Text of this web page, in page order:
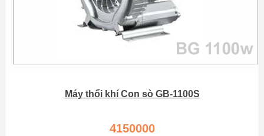
Máy thổi khí Con sò GB-1100S
4150000